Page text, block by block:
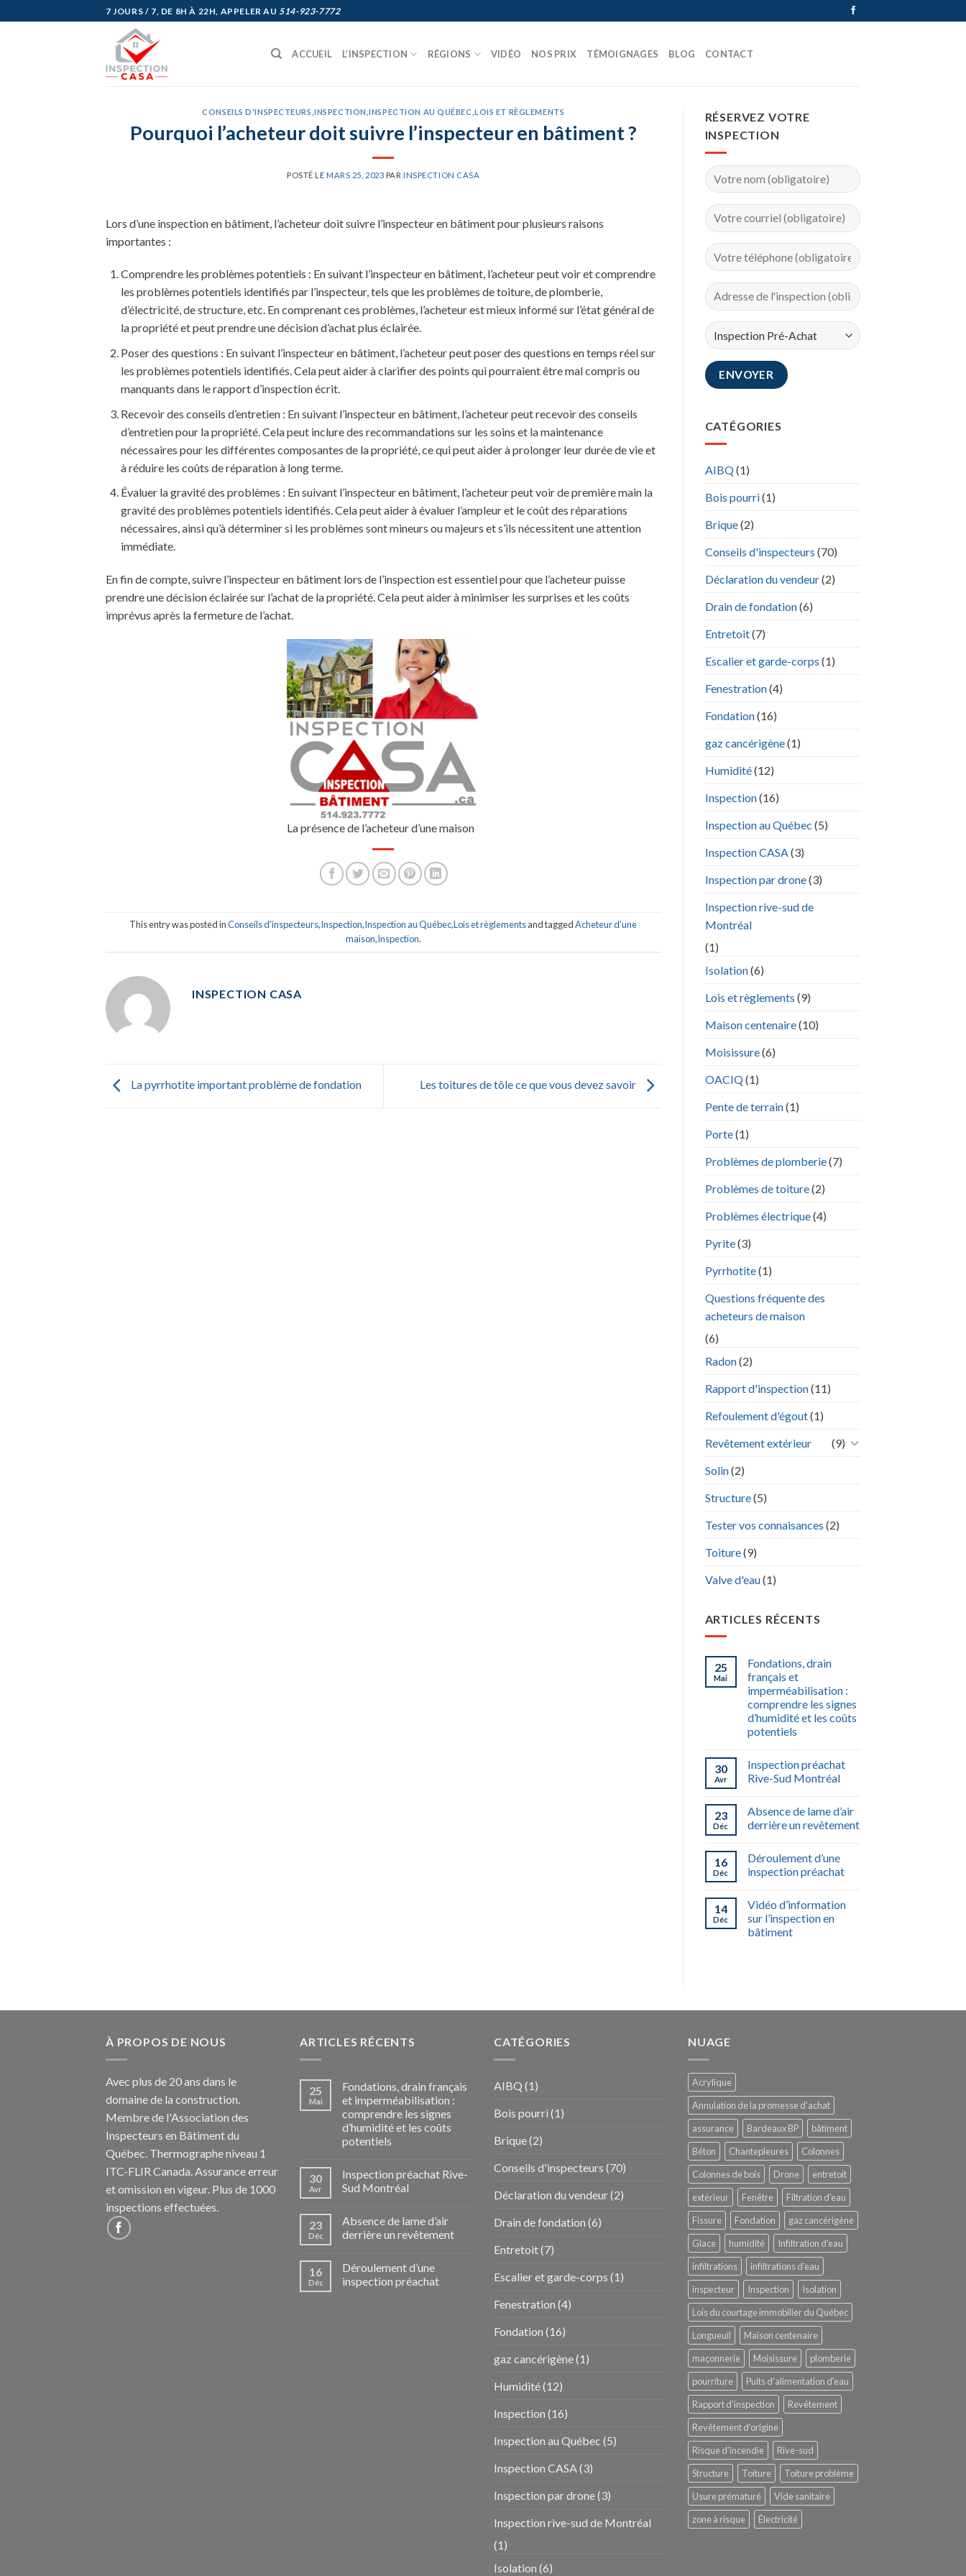
to
7 JOURS / 7, DE 8H À 22H, APPELER AU 514-923-7772
ACCUEIL L’INSPECTION RÉGIONS VIDÉO NOS PRIX TÉMOIGNAGES BLOG CONTACT
CONSEILS D'INSPECTEURS ,INSPECTION ,INSPECTION AU QUÉBEC ,LOIS ET RÈGLEMENTS
Pourquoi l’acheteur doit suivre l’inspecteur en bâtiment ?
POSTÉ LEMARS 25, 2023 PARINSPECTION CASA
Lors d’une inspection en bâtiment, l’acheteur doit suivre l’inspecteur en bâtiment pour plusieurs raisons
importantes :
Comprendre les problèmes potentiels : En suivant l’inspecteur en bâtiment, l’acheteur peut voir et comprendre
les problèmes potentiels identifiés par l’inspecteur, tels que les problèmes de toiture, de plomberie,
d’électricité, de structure, etc. En comprenant ces problèmes, l’acheteur est mieux informé sur l’état général de
la propriété et peut prendre une décision d’achat plus éclairée.
Poser des questions : En suivant l’inspecteur en bâtiment, l’acheteur peut poser des questions en temps réel sur
les problèmes potentiels identifiés. Cela peut aider à clarifier des points qui pourraient être mal compris ou
manquants dans le rapport d’inspection écrit.
Recevoir des conseils d’entretien : En suivant l’inspecteur en bâtiment, l’acheteur peut recevoir des conseils
d’entretien pour la propriété. Cela peut inclure des recommandations sur les soins et la maintenance
nécessaires pour les différentes composantes de la propriété, ce qui peut aider à prolonger leur durée de vie et
à réduire les coûts de réparation à long terme.
Évaluer la gravité des problèmes : En suivant l’inspecteur en bâtiment, l’acheteur peut voir de première main la
gravité des problèmes potentiels identifiés. Cela peut aider à évaluer l’ampleur et le coût des réparations
nécessaires, ainsi qu’à déterminer si les problèmes sont mineurs ou majeurs et s’ils nécessitent une attention
immédiate.
En fin de compte, suivre l’inspecteur en bâtiment lors de l’inspection est essentiel pour que l’acheteur puisse
prendre une décision éclairée sur l’achat de la propriété. Cela peut aider à minimiser les surprises et les coûts
imprévus après la fermeture de l’achat.
La présence de l’acheteur d’une maison
This entry was posted inConseils d'inspecteurs,Inspection,Inspection au Québec,Lois et règlementsand taggedAcheteur d'une
maison,Inspection.
INSPECTION CASA
La pyrrhotite important problème de fondation Les toitures de tôle ce que vous devez savoir
RÉSERVEZ VOTRE
INSPECTION
CATÉGORIES
AIBQ(1)
Bois pourri(1)
Brique(2)
Conseils d'inspecteurs (70)
Déclaration du vendeur(2)
Drain de fondation(6)
Entretoit(7)
Escalier et garde-corps (1)
Fenestration(4)
Fondation(16)
gaz cancérigène(1)
Humidité(12)
Inspection(16)
Inspection au Québec (5)
Inspection CASA (3)
Inspection par drone(3)
Inspection rive-sud de
Montréal
(1)
Isolation(6)
Lois et règlements (9)
Maison centenaire(10)
Moisissure(6)
OACIQ(1)
Pente de terrain(1)
Porte(1)
Problèmes de plomberie(7)
Problèmes de toiture(2)
Problèmes électrique(4)
Pyrite(3)
Pyrrhotite(1)
Questions fréquente des
acheteurs de maison
(6)
Radon(2)
Rapport d'inspection(11)
Refoulement d'égout(1)
Revêtement extérieur
(9)
Solin(2)
Structure(5)
Tester vos connaisances (2)
Toiture(9)
Valve d'eau(1)
ARTICLES RÉCENTS
25
Mai
Fondations, drain
français et
imperméabilisation :
comprendre les signes
d’humidité et les coûts
potentiels
30
Avr
Inspection préachat
Rive-Sud Montréal
23
Déc
Absence de lame d’air
derrière un revêtement
16
Déc
Déroulement d’une
inspection préachat
14
Déc
Vidéo d’information
sur l’inspection en
bâtiment
À PROPOS DE NOUS
Avec plus de 20 ans dans le
domaine de la construction.
Membre de l'Association des
Inspecteurs en Bâtiment du
Québec. Thermographe niveau 1
ITC-FLIR Canada. Assurance erreur
et omission en vigeur. Plus de 1000
inspections effectuées.
ARTICLES RÉCENTS
25
Mai
Fondations, drain français
et imperméabilisation :
comprendre les signes
d’humidité et les coûts
potentiels
30
Avr
Inspection préachat Rive-
Sud Montréal
23
Déc
Absence de lame d’air
derrière un revêtement
16
Déc
Déroulement d’une
inspection préachat
CATÉGORIES
AIBQ (1)
Bois pourri (1)
Brique(2)
Conseils d'inspecteurs (70)
Déclaration du vendeur(2)
Drain de fondation (6)
Entretoit(7)
Escalier et garde-corps (1)
Fenestration (4)
Fondation (16)
gaz cancérigène(1)
Humidité(12)
Inspection (16)
Inspection au Québec (5)
Inspection CASA(3)
Inspection par drone(3)
Inspection rive-sud de Montréal
(1)
Isolation (6)
NUAGE
Acrylique
Annulation de la promesse d'achat
assurance
Bardeaux BP
bâtiment
Béton
Chantepleures
Colonnes
Colonnes de bois
Drone
entretoit
extérieur
Fenêtre
Filtration d'eau
Fissure
Fondation
gaz cancérigène
Glace
humidité
Infiltration d'eau
infiltrations
infiltrations d'eau
inspecteur
Inspection
Isolation
Lois du courtage immobilier du Québec
Longueuil
Maison centenaire
maçonnerie
Moisissure
plomberie
pourriture
Puits d'alimentation d'eau
Rapport d'inspection
Revêtement
Revêtement d'origine
Risque d'incendie
Rive-sud
Structure
Toiture
Toiture problème
Usure prématuré
Vide sanitaire
zone à risque
Électricité